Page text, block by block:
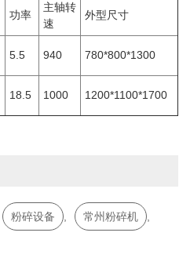
功率
主轴转
速
外型尺寸
5.5 940 780*800*1300
18.5 1000 1200*1100*1700
粉碎设备 常州粉碎机